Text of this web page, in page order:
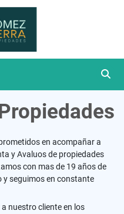
en acompañar a
y Avaluos de propiedades
con mas de 19 años de
y seguimos en constante
nuestro cliente en los